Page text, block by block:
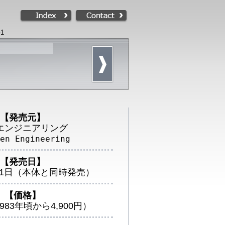
【発売元】
ンジニアリング
Engineering
【発売日】
（本体と同時発売）
【価格】
年頃から4,900円）